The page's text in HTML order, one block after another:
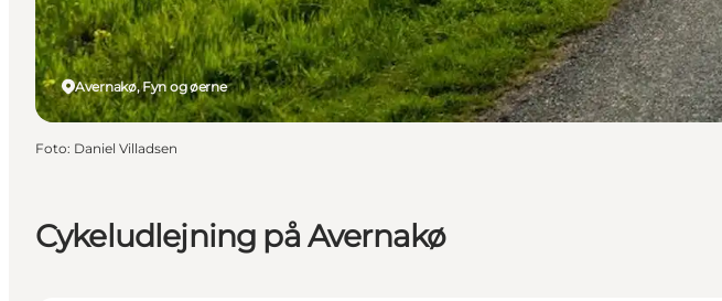
Cykeludlejning på Avernakø
Avernakø, Fyn og øerne
Foto: Daniel Villadsen